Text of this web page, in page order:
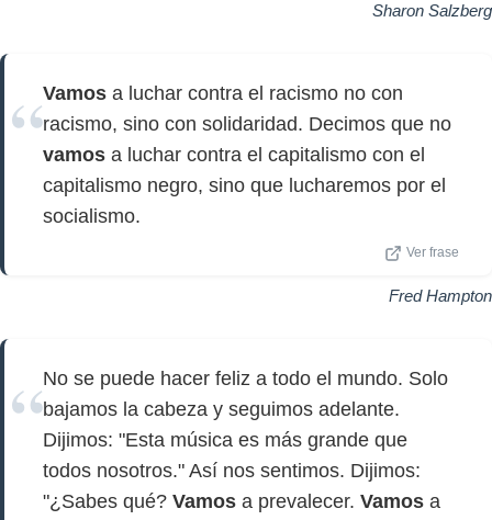
Sharon Salzberg
Vamos a luchar contra el racismo no con
racismo, sino con solidaridad. Decimos que no
vamos a luchar contra el capitalismo con el
capitalismo negro, sino que lucharemos por el
socialismo.
Ver frase
Fred Hampton
No se puede hacer feliz a todo el mundo. Solo
bajamos la cabeza y seguimos adelante.
Dijimos: "Esta música es más grande que
todos nosotros." Así nos sentimos. Dijimos:
"¿Sabes qué? Vamos a prevalecer. Vamos a